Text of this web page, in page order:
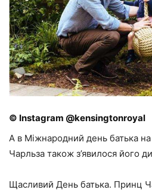
© Instagram @kensingtonroyal
А в Міжнародний день батька на
Чарльза також з’явилося його
Щасливий День батька. Принц